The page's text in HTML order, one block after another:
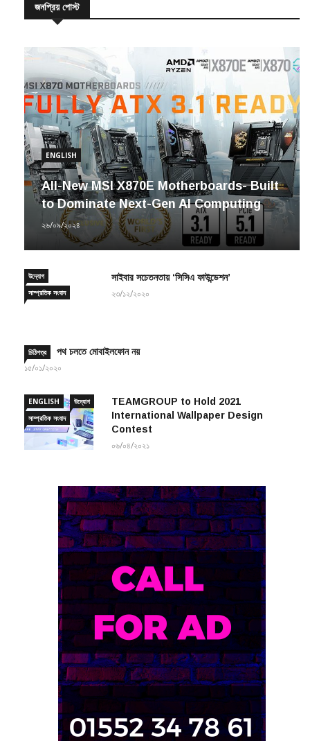
জনপ্রিয় পোস্ট
ENGLISH
All-New MSI X870E Motherboards- Built
to Dominate Next-Gen AI Computing
২৬/০৯/২০২৪
উদ্যোগ
সাম্প্রতিক সংবাদ
সাইবার সচেতনতায় ‘সিসিএ ফাউন্ডেশন’
২৩/১২/২০২০
চিঠিপত্র পথ চলতে মোবাইলফোন নয়
১৫/০১/২০২০
ENGLISH
উদ্যোগ
সাম্প্রতিক সংবাদ
TEAMGROUP to Hold 2021
International Wallpaper Design
Contest
০৬/০৪/২০২১